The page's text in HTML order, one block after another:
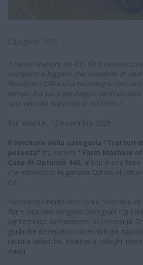
Il nuovo trattore da 435 CV è
compatto e leggero che consente di
flessibile / Offre una tecnologia che
tempo, tra cui il gonfiaggio centralizzato
una velocità massima di 60 km/h /
San Valentin, 12 novembre 2025
Il vincitore della categoria "Trattori
potenza" tra i premi " Farm Machine
Case IH Optum® 440, al top di una
che estendono la gamma Optum al
CV.
Precedentemente noti come "Machine of
Farm Machine vengono assegnati ogni
Agritechnica ad Hannover, in Germania.
giudicate da redattori di tecnologie
testate tedesche, insieme a colleghi
Paesi.